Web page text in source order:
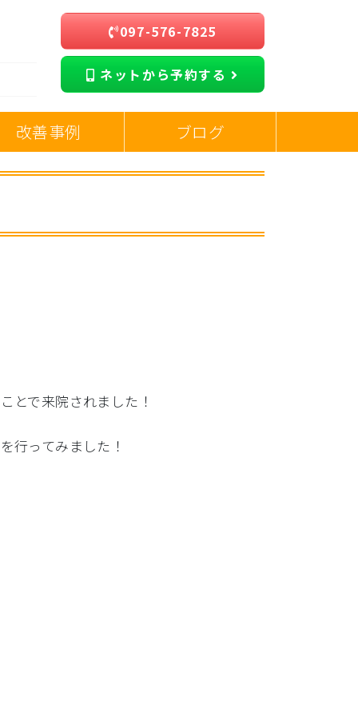
097-576-7825
ネットから予約する
改善事例 ブログ
とで来院されました！
行ってみました！